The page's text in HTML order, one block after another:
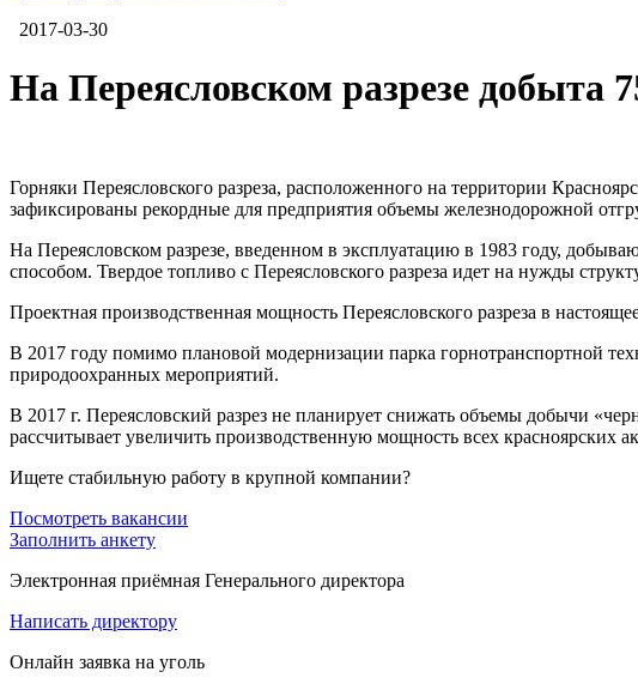
2017-03-30
На Переясловском разрезе добыта
Горняки Переясловского разреза, расположенного на территории
зафиксированы рекордные для предприятия объемы железнодорожной
На Переясловском разрезе, введенном в эксплуатацию в 1983 году,
способом. Твердое топливо с Переясловского разреза идет на нужды
Проектная производственная мощность Переясловского разреза в
В 2017 году помимо плановой модернизации парка горнотранспортной
природоохранных мероприятий.
В 2017 г. Переясловский разрез не планирует снижать объемы добычи
рассчитывает увеличить производственную мощность всех красноярских
Ищете стабильную работу в крупной компании?
Посмотреть вакансии
Заполнить анкету
Электронная приёмная Генерального директора
Написать директору
Онлайн заявка на уголь